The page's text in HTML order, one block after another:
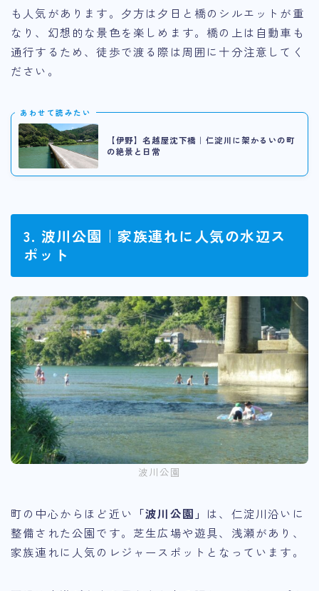
も人気があります。夕方は夕日と橋のシルエットが重
なり、幻想的な景色を楽しめます。橋の上は自動車も
通行するため、徒歩で渡る際は周囲に十分注意してく
ださい。
あわせて読みたい
【伊野】名越屋沈下橋｜仁淀川に架かるいの町
の絶景と日常
3. 波川公園｜家族連れに人気の水辺ス
ポット
波川公園
町の中心からほど近い 「波川公園」 は、仁淀川沿いに
整備された公園です。芝生広場や遊具、浅瀬があり、
家族連れに人気のレジャースポットとなっています。